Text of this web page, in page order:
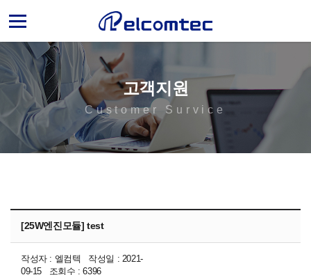
엘
컴
텍
Customer Survice
고객지원
[25W엔진모듈] test
작성자 : 엘컴텍 작성일 : 2021-
09-15 조회수 : 6396